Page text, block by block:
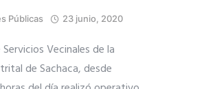
Públicas 23 junio, 2020
Vecinales de la
de Sachaca, desde